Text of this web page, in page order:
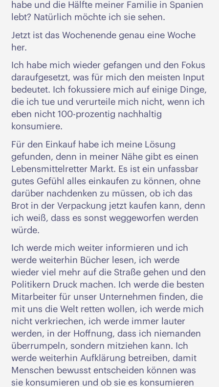
habe und die Hälfte meiner Familie in Spanien
lebt? Natürlich möchte ich sie sehen.
Jetzt ist das Wochenende genau eine Woche
her.
Ich habe mich wieder gefangen und den Fokus
daraufgesetzt, was für mich den meisten Input
bedeutet. Ich fokussiere mich auf einige Dinge,
die ich tue und verurteile mich nicht, wenn ich
eben nicht 100-prozentig nachhaltig
konsumiere.
Für den Einkauf habe ich meine Lösung
gefunden, denn in meiner Nähe gibt es einen
Lebensmittelretter Markt. Es ist ein unfassbar
gutes Gefühl alles einkaufen zu können, ohne
darüber nachdenken zu müssen, ob ich das
Brot in der Verpackung jetzt kaufen kann, denn
ich weiß, dass es sonst weggeworfen werden
würde.
Ich werde mich weiter informieren und ich
werde weiterhin Bücher lesen, ich werde
wieder viel mehr auf die Straße gehen und den
Politikern Druck machen. Ich werde die besten
Mitarbeiter für unser Unternehmen finden, die
mit uns die Welt retten wollen, ich werde mich
nicht verkriechen, ich werde immer lauter
werden, in der Hoffnung, dass ich niemanden
überrumpeln, sondern mitziehen kann. Ich
werde weiterhin Aufklärung betreiben, damit
Menschen bewusst entscheiden können was
sie konsumieren und ob sie es konsumieren